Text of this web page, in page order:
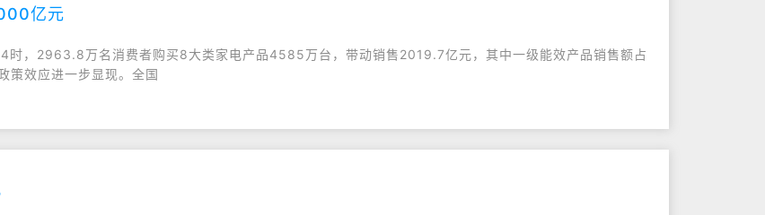
亿元
时，2963.8万名消费者购买8大类家电产品4585万台，带动销售2019.7亿元，其中一级能效产品销售额占
策效应进一步显现。全国